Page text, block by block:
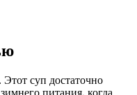
Этот суп достаточно
питания, когда